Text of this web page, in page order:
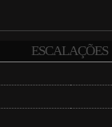
ESCALAÇÕES